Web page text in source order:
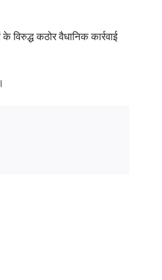
कठोर वैधानिक कार्रवाई